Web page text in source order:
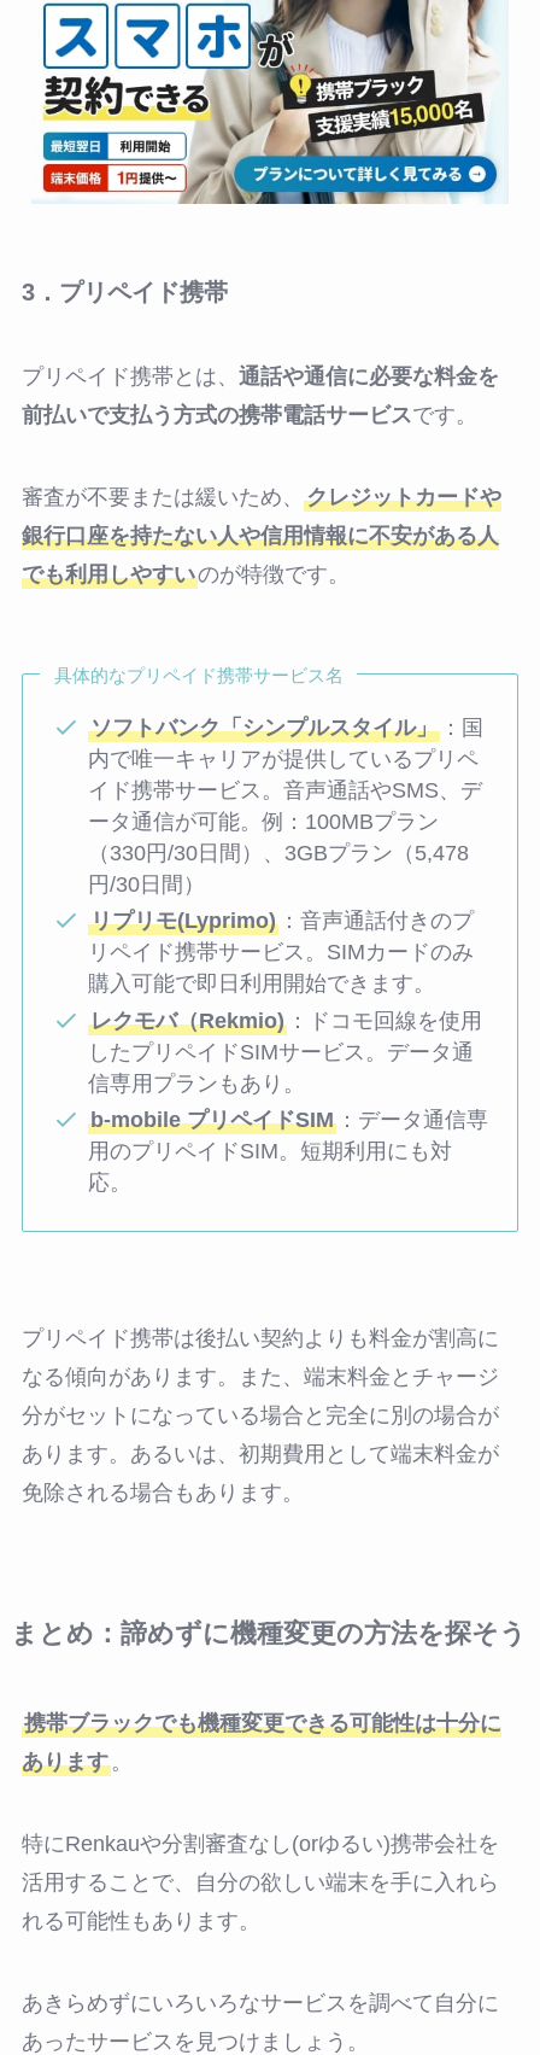
3．プリペイド携帯
プリペイド携帯とは、 通話や通信に必要な料金を
前払いで支払う方式の携帯電話サービスです。
審査が不要または緩いため、 クレジットカードや
銀行口座を持たない人や信用情報に不安がある人
でも利用しやすいのが特徴です。
具体的なプリペイド携帯サービス名
ソフトバンク「シンプルスタイル」：国
内で唯一キャリアが提供しているプリペ
イド携帯サービス。音声通話やSMS、デ
ータ通信が可能。例：100MBプラン
（330円/30日間）、3GBプラン（5,478
円/30日間）
リプリモ(Lyprimo)：音声通話付きのプ
リペイド携帯サービス。SIMカードのみ
購入可能で即日利用開始できます。
レクモバ（Rekmio)：ドコモ回線を使用
したプリペイドSIMサービス。データ通
信専用プランもあり。
b-mobile プリペイドSIM：データ通信専
用のプリペイドSIM。短期利用にも対
応。
プリペイド携帯は後払い契約よりも料金が割高に
なる傾向があります。また、端末料金とチャージ
分がセットになっている場合と完全に別の場合が
あります。あるいは、初期費用として端末料金が
免除される場合もあります。
まとめ：諦めずに機種変更の方法を探そう
携帯ブラックでも機種変更できる可能性は十分に
あります。
特にRenkauや分割審査なし(orゆるい)携帯会社を
活用することで、自分の欲しい端末を手に入れら
れる可能性もあります。
あきらめずにいろいろなサービスを調べて自分に
あったサービスを見つけましょう。